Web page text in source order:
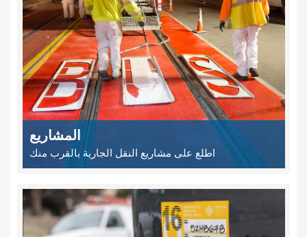
المشاريع
اطلع على مشاريع النقل الجارية بالقرب منك